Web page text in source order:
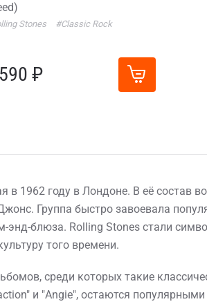
Stones #Classic Rock
₽
1962 году в Лондоне. В её состав
Группа быстро завоевала
блюза. Rolling Stones стали
того времени.
среди которых такие
и "Angie", остаются